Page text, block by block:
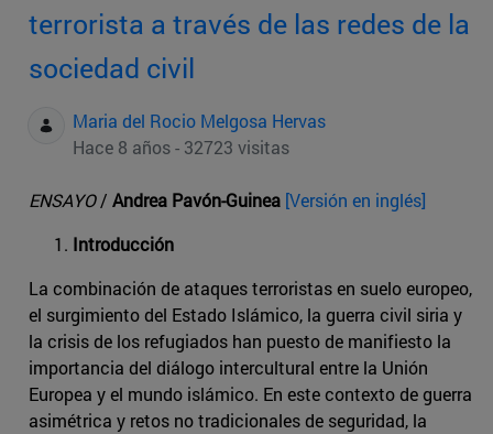
terrorista a través de las redes de la
sociedad civil
Maria del Rocio Melgosa Hervas
Hace 8 años - 32723 visitas
ENSAYO/ Andrea Pavón-Guinea [Versión en inglés]
Introducción
La combinación de ataques terroristas en suelo europeo,
el surgimiento del Estado Islámico, la guerra civil siria y
la crisis de los refugiados han puesto de manifiesto la
importancia del diálogo intercultural entre la Unión
Europea y el mundo islámico. En este contexto de guerra
asimétrica y retos no tradicionales de seguridad, la